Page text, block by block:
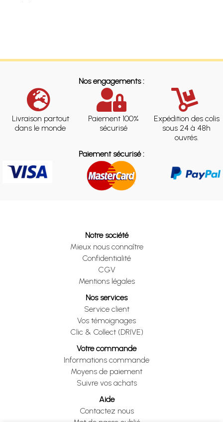
Nos engagements :
Livraison partout
dans le monde
Paiement 100%
sécurisé
Expédition des colis
sous 24 à 48h
ouvrés.
Paiement sécurisé :
Notre société
Mieux nous connaître
Confidentialité
CGV
Mentions légales
Nos services
Service client
Vos témoignages
Clic & Collect (DRIVE)
Votre commande
Informations commande
Moyens de paiement
Suivre vos achats
Aide
Contactez nous